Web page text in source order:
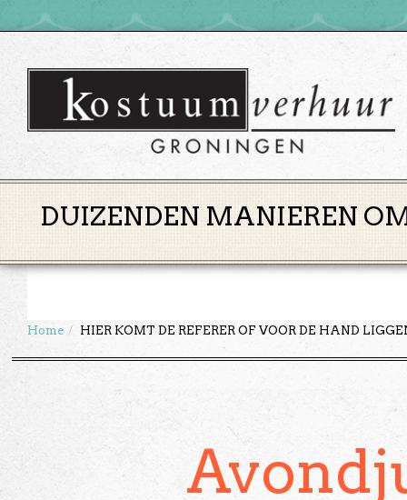
DUIZENDEN MANIEREN
Home HIER KOMT DE REFERER OF VOOR DE HAND